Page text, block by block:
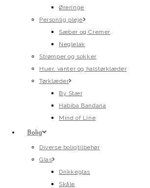
Øreringe
Personlig pleje
Sæber og Cremer
Neglelak
Strømper og sokker
Huer, vanter og halstørklæder
Tørklæder
By Stær
Habiba Bandana
Mind of Line
Bolig
Diverse boligtilbehør
Glas
Drikkeglas
Skåle